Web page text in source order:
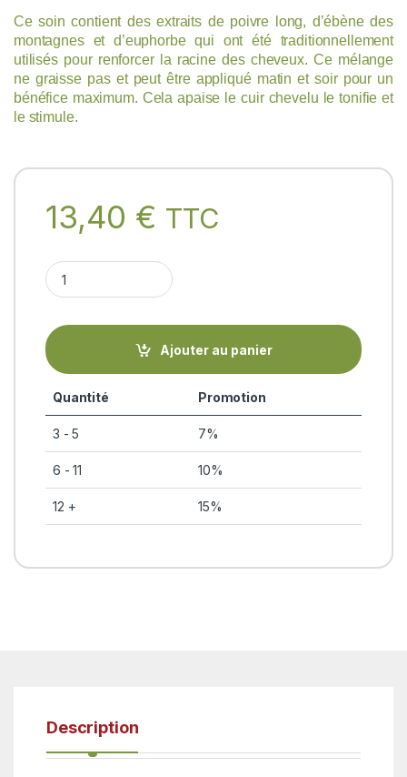
Ce soin contient des extraits de poivre long, d’ébène des
montagnes et d’euphorbe qui ont été traditionnellement
utilisés pour renforcer la racine des cheveux. Ce mélange
ne graisse pas et peut être appliqué matin et soir pour un
bénéfice maximum. Cela apaise le cuir chevelu le tonifie et
le stimule.
13,40 € TTC
MOUNTAIN EBONY HAIR VITALISER Biotique quantity
Ajouter au panier
Quantité Promotion
3 - 5 7%
6 - 11 10%
12 + 15%
Description